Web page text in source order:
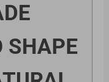
SHAPE